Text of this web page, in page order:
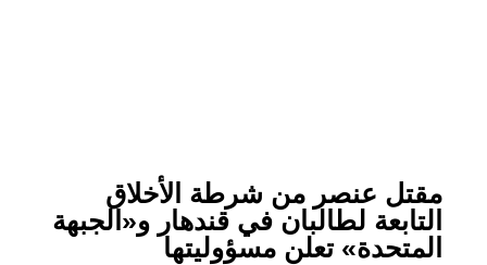
مقتل عنصر من شرطة الأخلاق
التابعة لطالبان في قندهار و«الجبهة
المتحدة» تعلن مسؤوليتها